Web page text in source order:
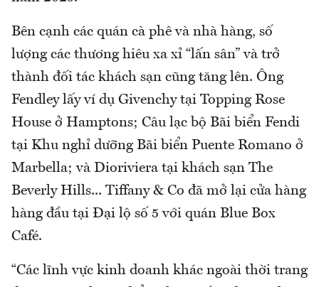
Bên cạnh các quán cà phê và nhà hàng, số
lượng các thương hiêu xa xỉ “lấn sân” và trở
thành đối tác khách sạn cũng tăng lên. Ông
Fendley lấy ví dụ Givenchy tại Topping Rose
House ở Hamptons; Câu lạc bộ Bãi biển Fendi
tại Khu nghỉ dưỡng Bãi biển Puente Romano ở
Marbella; và Dioriviera tại khách sạn The
Beverly Hills... Tiffany & Co đã mở lại cửa hàng
hàng đầu tại Đại lộ số 5 với quán Blue Box
Café.
“Các lĩnh vực kinh doanh khác ngoài thời trang